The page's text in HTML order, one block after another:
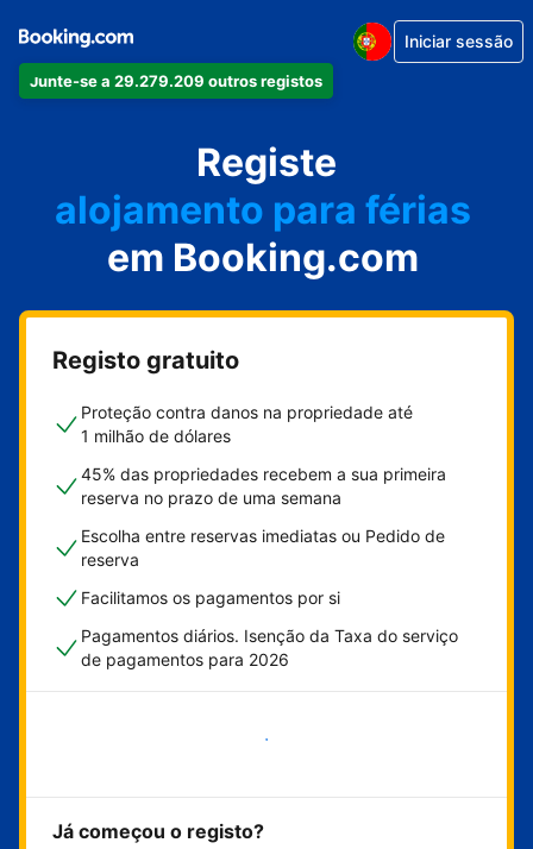
Junte-se a 29.279.209 outros registos
Iniciar sessão
Registe
o seu apartamento
o seu hotel
alojamento para férias
a sua villa
o seu hostel
em Booking.com
Registo gratuito
Proteção contra danos na propriedade até
1 milhão de dólares
45% das propriedades recebem a sua primeira
reserva no prazo de uma semana
Escolha entre reservas imediatas ou Pedido de
reserva
Facilitamos os pagamentos por si
Pagamentos diários. Isenção da Taxa do serviço
de pagamentos para 2026
Comece já
Já começou o registo?